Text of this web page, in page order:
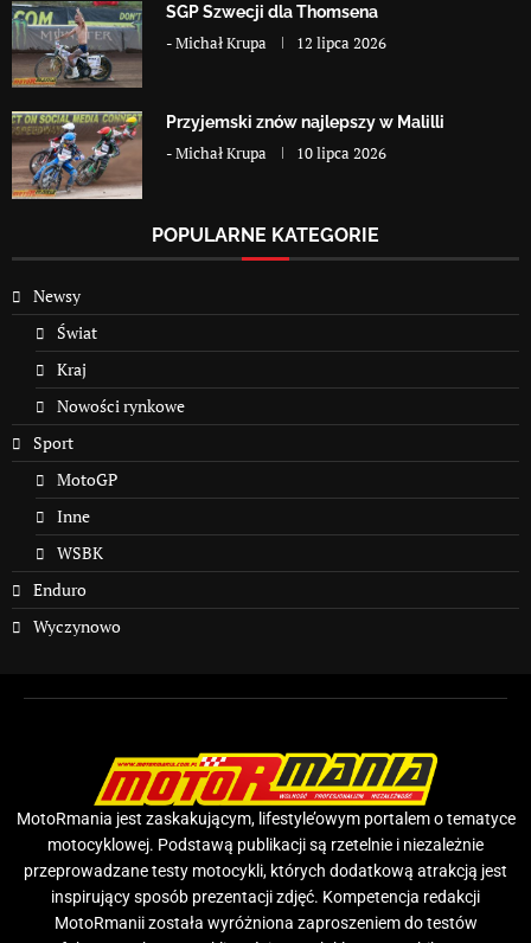
SGP Szwecji dla Thomsena
-Michał Krupa 12 lipca 2026
Przyjemski znów najlepszy w Malilli
-Michał Krupa 10 lipca 2026
POPULARNE KATEGORIE
Newsy
Świat
Kraj
Nowości rynkowe
Sport
MotoGP
Inne
WSBK
Enduro
Wyczynowo
MotoRmania jest zaskakującym, lifestyle’owym portalem o tematyce
motocyklowej. Podstawą publikacji są rzetelnie i niezależnie
przeprowadzane testy motocykli, których dodatkową atrakcją jest
inspirujący sposób prezentacji zdjęć. Kompetencja redakcji
MotoRmanii została wyróżniona zaproszeniem do testów